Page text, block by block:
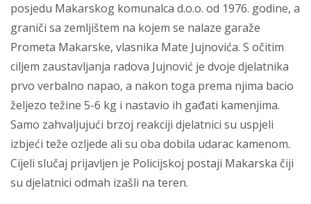
posjedu Makarskog komunalca d.o.o. od 1976. godine, a
graniči sa zemljištem na kojem se nalaze garaže
Prometa Makarske, vlasnika Mate Jujnovića. S očitim
ciljem zaustavljanja radova Jujnović je dvoje djelatnika
prvo verbalno napao, a nakon toga prema njima bacio
željezo težine 5-6 kg i nastavio ih gađati kamenjima.
Samo zahvaljujući brzoj reakciji djelatnici su uspjeli
izbjeći teže ozljede ali su oba dobila udarac kamenom.
Cijeli slučaj prijavljen je Policijskoj postaji Makarska čiji
su djelatnici odmah izašli na teren.